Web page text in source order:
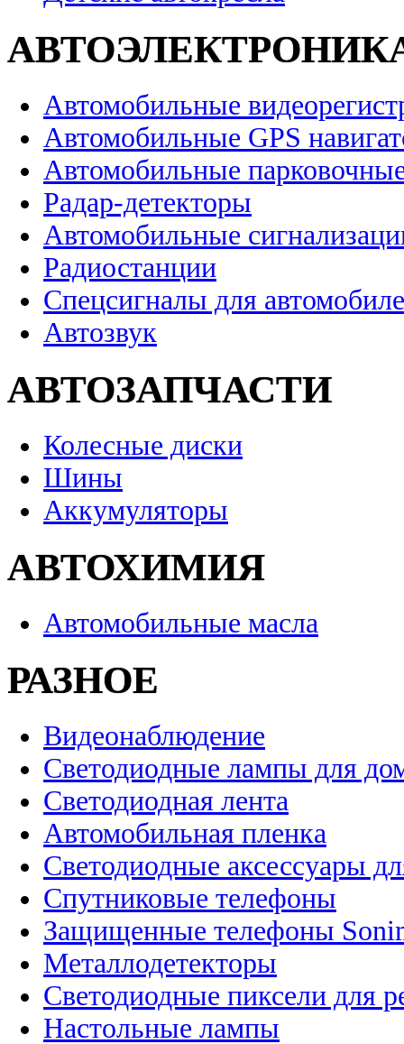
Автомобильные
Автомобильные GPS
Автомобильные
Радар-детекторы
Автомобильные
Радиостанции
Спецсигналы для
Автозвук
АВТОЗАПЧАСТИ
Колесные диски
Шины
Аккумуляторы
АВТОХИМИЯ
Автомобильные масла
РАЗНОЕ
Видеонаблюдение
Светодиодные лампы для
Светодиодная лента
Автомобильная пленка
Светодиодные аксессуары
Спутниковые телефоны
Защищенные телефоны
Металлодетекторы
Светодиодные пиксели для
Настольные лампы